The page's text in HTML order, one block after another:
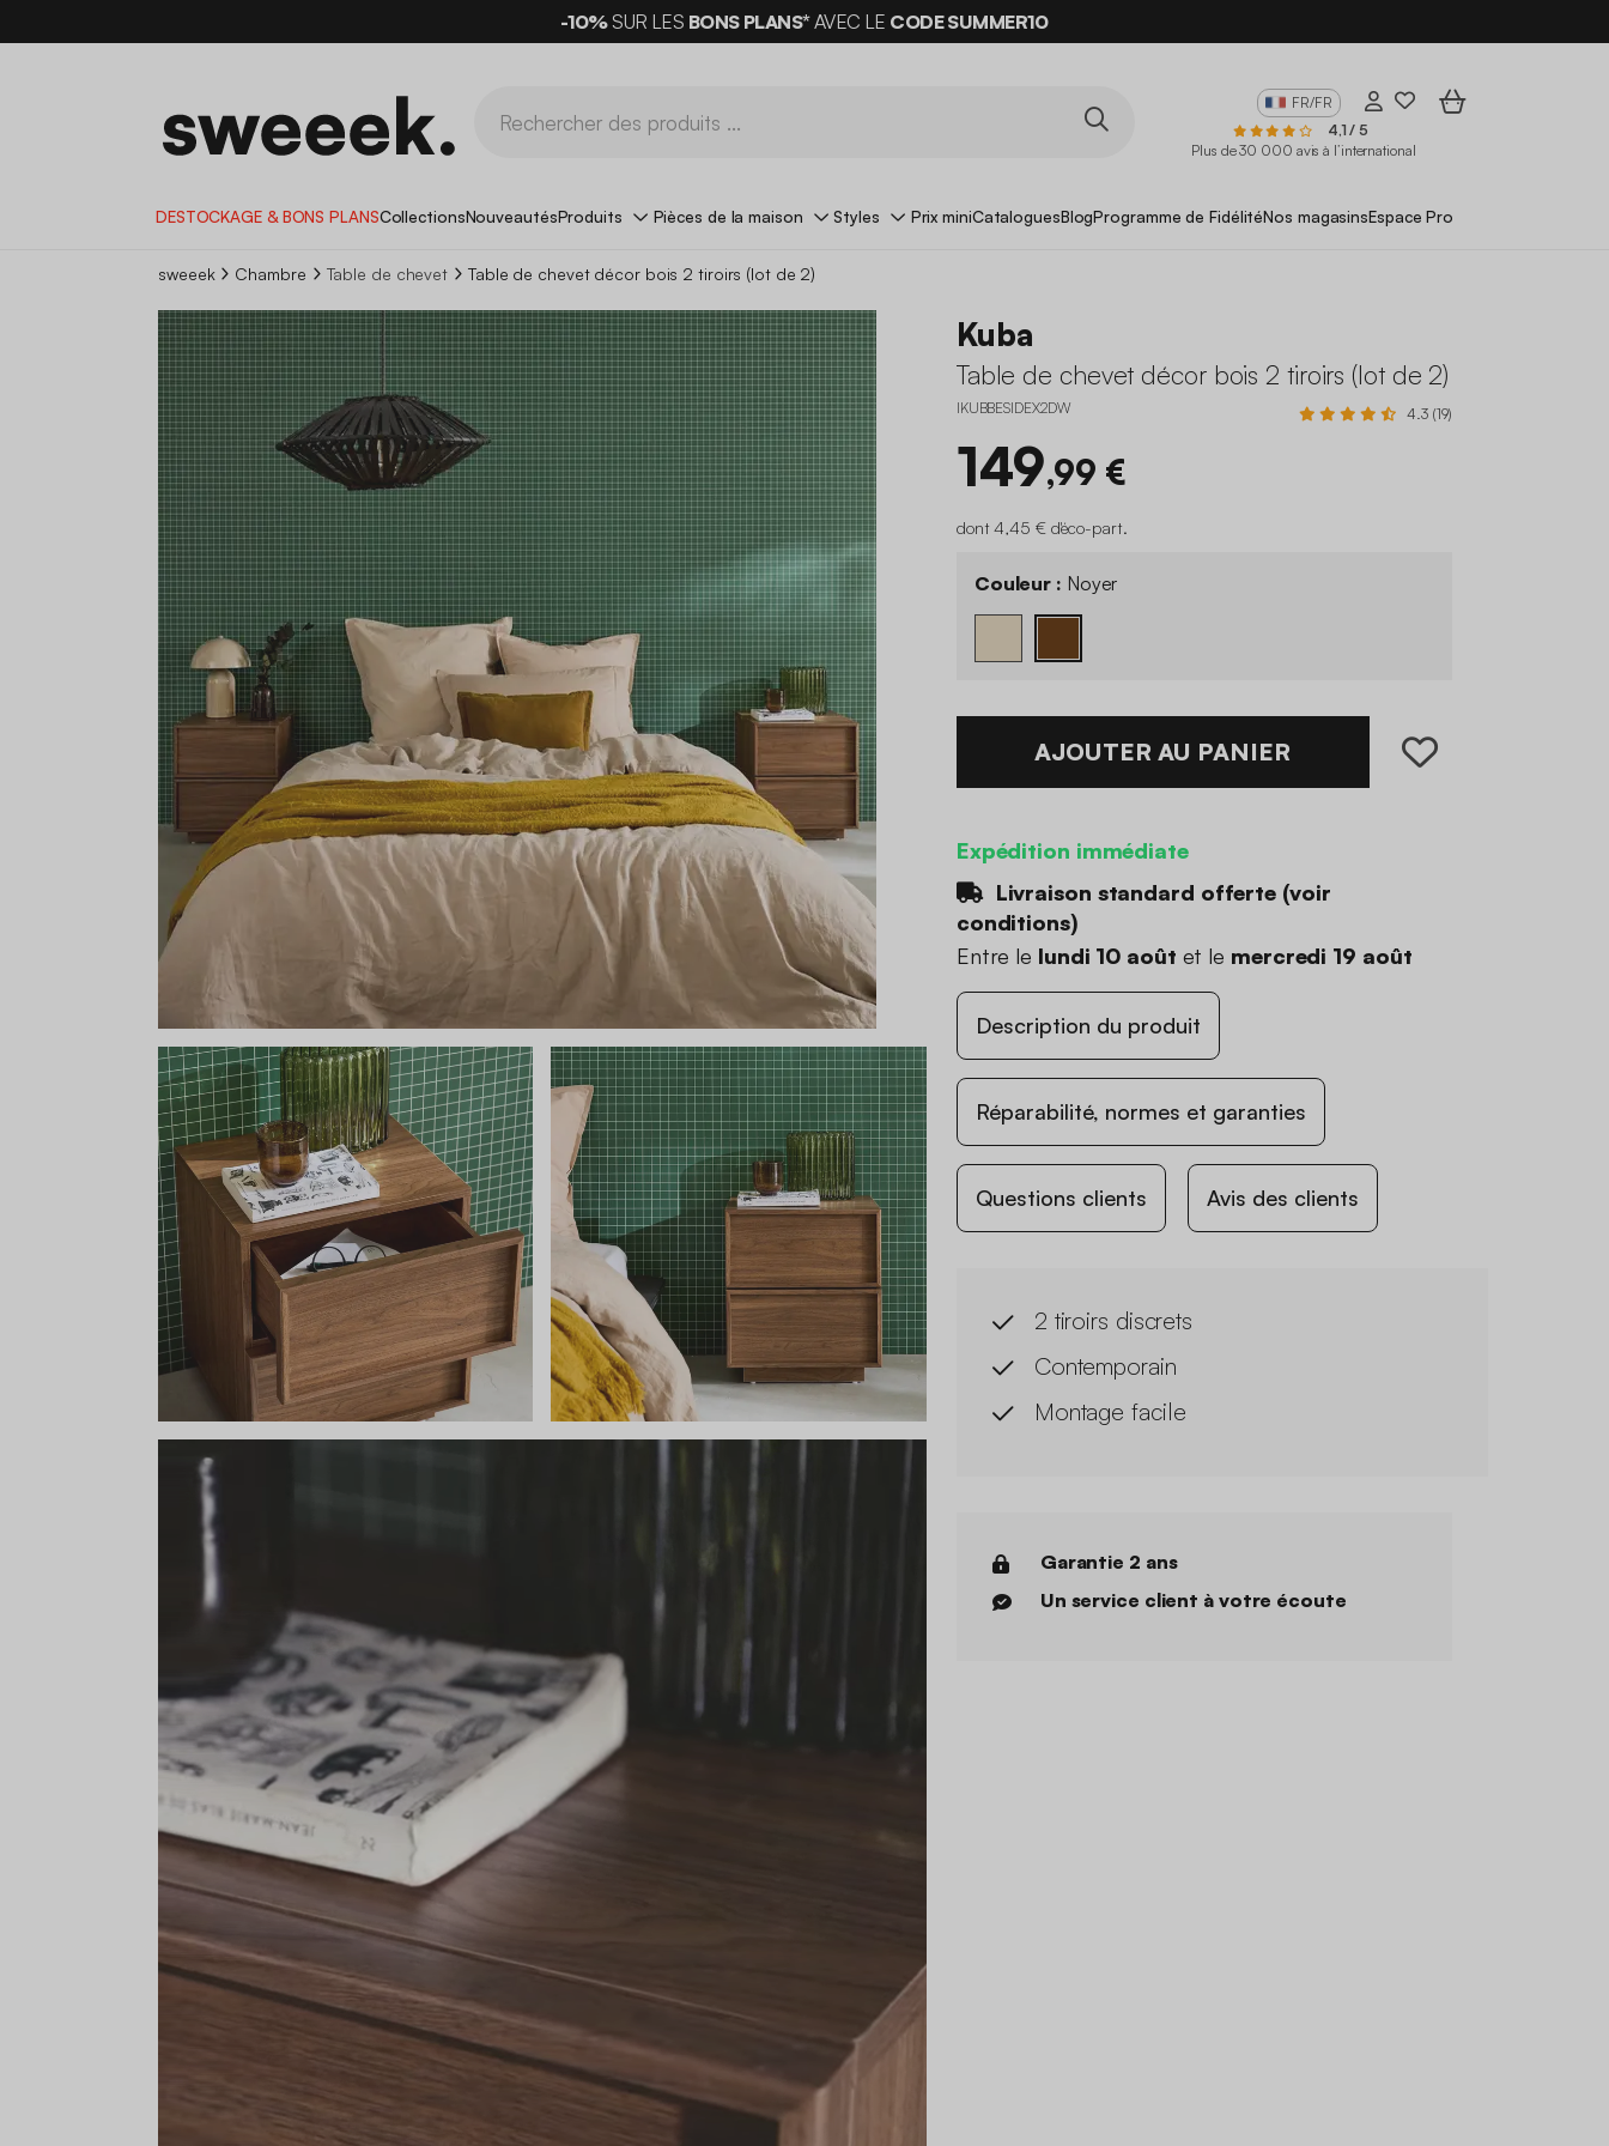
-10%SUR LES BONS PLANS*AVEC LE CODE SUMMER10
FR/FR
4,1 / 5
Plus de 30 000 avis à l’international
DESTOCKAGE & BONS PLANSCollectionsNouveautésProduits Pièces de la maison Styles Prix miniCataloguesBlogProgramme de FidélitéNos magasinsEspace Pro
sweeek Chambre Table de chevet Table de chevet décor bois 2 tiroirs (lot de 2)
Kuba
Table de chevet décor bois 2 tiroirs (lot de 2)
IKUBBESIDEX2DW 4.3 (19)
149,99 €
dont 4,45 € d'éco-part.
Couleur : Noyer
AJOUTER AU PANIER
Expédition immédiate
Livraison standard offerte (voir
conditions)
Entre le lundi 10 août et le mercredi 19 août
Description du produit
Réparabilité, normes et garanties
Questions clients Avis des clients
2 tiroirs discrets
Contemporain
Montage facile
Garantie 2 ans
Un service client à votre écoute